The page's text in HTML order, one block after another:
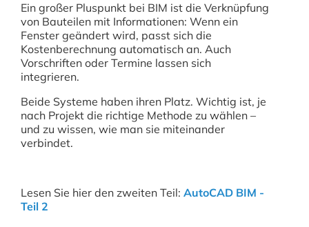
Ein großer Pluspunkt bei BIM ist die Verknüpfung
von Bauteilen mit Informationen: Wenn ein
Fenster geändert wird, passt sich die
Kostenberechnung automatisch an. Auch
Vorschriften oder Termine lassen sich
integrieren.
Beide Systeme haben ihren Platz. Wichtig ist, je
nach Projekt die richtige Methode zu wählen –
und zu wissen, wie man sie miteinander
verbindet.
Lesen Sie hier den zweiten Teil: AutoCAD BIM -
Teil 2